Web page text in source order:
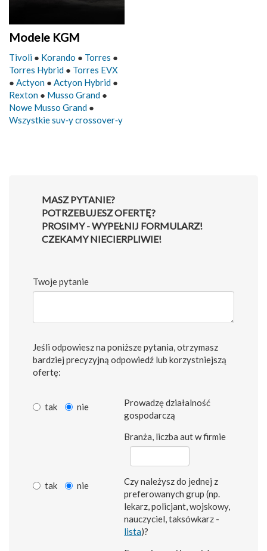
Modele KGM
Tivoli ● Korando ● Torres ●
Torres Hybrid ● Torres EVX
● Actyon ● Actyon Hybrid ●
Rexton ● Musso Grand ●
Nowe Musso Grand ●
Wszystkie suv‑y crossover‑y
MASZ PYTANIE?
POTRZEBUJESZ OFERTĘ?
PROSIMY - WYPEŁNIJ FORMULARZ!
CZEKAMY NIECIERPLIWIE!
Twoje pytanie
Jeśli odpowiesz na poniższe pytania, otrzymasz
bardziej precyzyjną odpowiedź lub korzystniejszą
ofertę:
tak nie
Prowadzę działalność
gospodarczą
Branża, liczba aut w firmie
tak nie
Czy należysz do jednej z
preferowanych grup (np.
lekarz, policjant, wojskowy,
nauczyciel, taksówkarz -
lista)?